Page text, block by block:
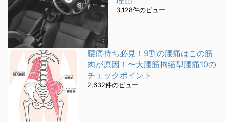
3,128件のビュー
腰痛持ち必見！9割の腰痛はこの筋
肉が原因！〜大腰筋拘縮型腰痛10の
チェックポイント
2,632件のビュー